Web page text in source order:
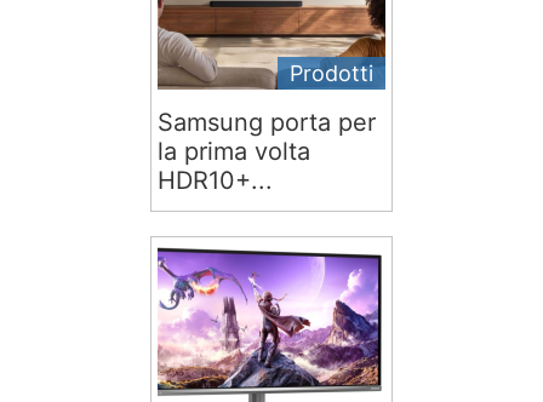
Prodotti
Samsung porta per
la prima volta
HDR10+...